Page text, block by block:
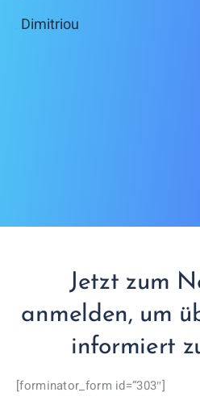
A. Dimitriou
Jetzt zum
anmelden, um
informiert
[forminator_form id=“303″]